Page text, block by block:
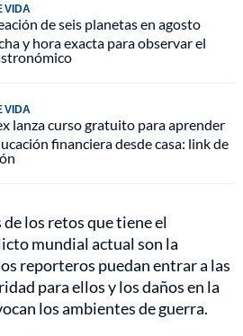
VIDA
de seis planetas en agosto
y hora exacta para observar el
VIDA
lanza curso gratuito para aprender
financiera desde casa: link de
los retos que tiene el
mundial actual son la
reporteros puedan entrar a las
para ellos y los daños en la
los ambientes de guerra.